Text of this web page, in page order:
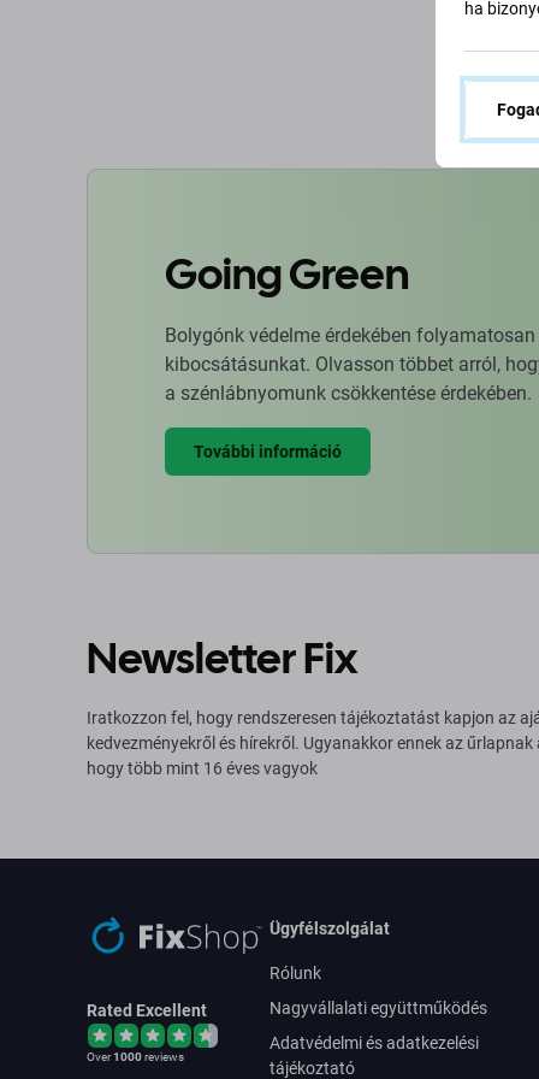
Going Green
Bolygónk védelme érdekében
kibocsátásunkat. Olvasson többet arról,
a szénlábnyomunk csökkentése érdekében.
További információ
Newsletter Fix
Iratkozzon fel, hogy rendszeresen tájékoztatást kapjon az
kedvezményekről és hírekről. Ugyanakkor ennek az
hogy több mint 16 éves vagyok
Rated Excellent
Over1000reviews
Ügyfélszolgálat
Rólunk
Nagyvállalati együttműködés
Adatvédelmi és adatkezelési
tájékoztató
ha